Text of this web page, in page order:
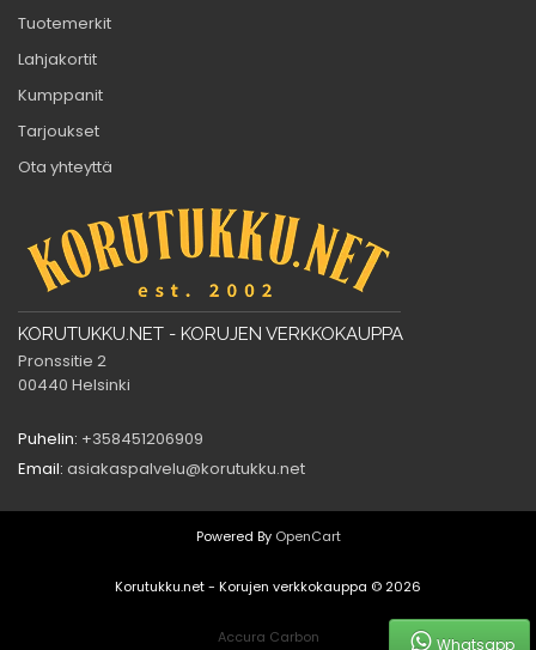
Tuotemerkit
Lahjakortit
Kumppanit
Tarjoukset
Ota yhteyttä
KORUTUKKU.NET - KORUJEN VERKKOKAUPPA
Pronssitie 2
00440 Helsinki
Puhelin: +358451206909
Email: asiakaspalvelu@korutukku.net
Powered By OpenCart
Korutukku.net - Korujen verkkokauppa © 2026
Accura Carbon Whatsapp